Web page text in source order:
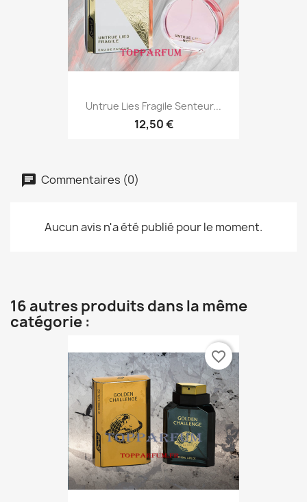
Untrue Lies Fragile Senteur...
12,50 €
Commentaires (0)
Aucun avis n'a été publié pour le moment.
16 autres produits dans la même
catégorie :
favorite_border